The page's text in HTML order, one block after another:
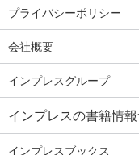
ではじめる業務
の完全自動化
AI議事録作成術
Windows 11
Q&A
Teams踏み込み
活用術
プライバシーポリシー
会社概要
インプレスグループ
インプレスの書籍情
インプレスブックス